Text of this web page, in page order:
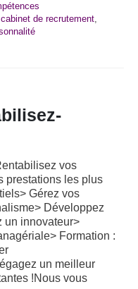
cabinet de recrutement,
vos
prestations les plus
Gérez vos
Développez
un innovateur>
Formation :
un meilleur
!Nous vous